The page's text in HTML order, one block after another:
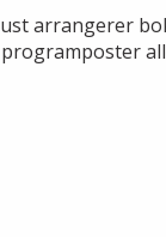
arrangerer